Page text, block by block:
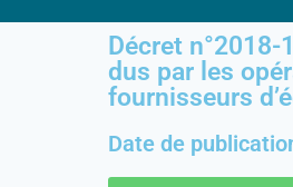
Décret
dus par les
fournisseurs
Date de